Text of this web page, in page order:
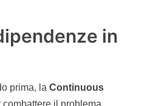
in
prima, la Continuous